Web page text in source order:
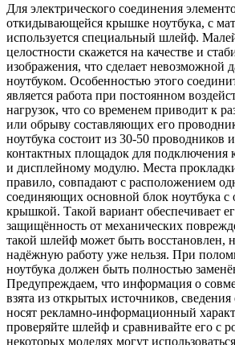
Для электрического соединения
откидывающейся крышке ноутбука, с
используется специальный шлейф.
целостности скажется на качестве и
изображения, что сделает невозможной
ноутбуком. Особенностью этого
является работа при постоянном
нагрузок, что со временем приводит к
или обрыву составляющих его
ноутбука состоит из 30-50 проводников
контактных площадок для подключения
и дисплейному модулю. Места
правило, совпадают с расположением
соединяющих основной блок ноутбука
крышкой. Такой вариант обеспечивает
защищённость от механических
такой шлейф может быть восстановлен,
надёжную работу уже нельзя. При
ноутбука должен быть полностью
Предупреждаем, что информация о
взята из открытых источников,
носят рекламно-информационный
проверяйте шлейф и сравнивайте его с
некоторых моделях могут